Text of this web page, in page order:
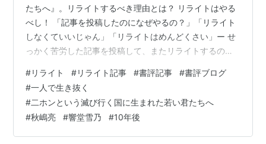
たちへ』。リライトするべき理由とは？ リライトはやる
べし！ 「記事を投稿したのになぜやるの？」「リライト
しなくていいじゃん」「リライトはめんどくさい」ー せ
っかく苦労した記事を投稿して、またリライトするのを
なんでしょう。 しかし、実はチャンスでもあるんです
よ。もったいないことをしているんですよ。 確かにめん
どくさいけど、やっておくべきです。 年月が経てば、情
報がどんどん古くなっていき、対応できなくなってしま
うことも。 書評ブログだけではありません。専門のブロ
#リライト #リライト記事 #書評記事 #書評ブログ
#一人で生き抜く
#二ホンという滅び行く国に生まれた若い君たちへ
#秋嶋亮 #響堂雪乃 #10年後